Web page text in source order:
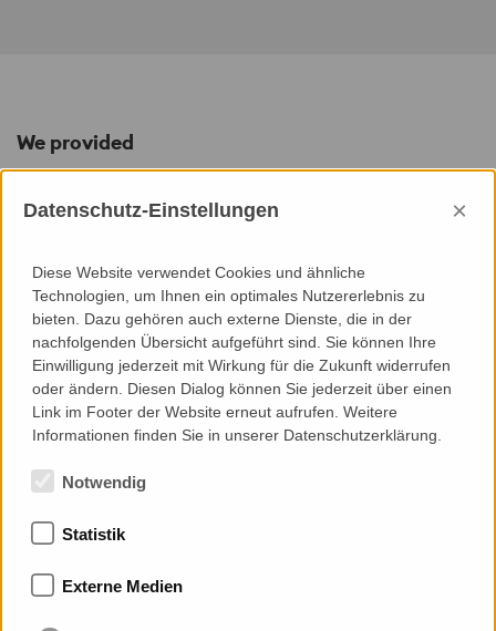
We provided
Engineering
Construction Objectives and Brief
System/Concept Design
Mock-Up Development
Material Take Off
Production Documentation
Installation Documentation
Memberships
Datenschutz-Einstellungen ×
Diese Website verwendet Cookies und ähnliche
Technologien, um Ihnen ein optimales Nutzererlebnis zu
bieten. Dazu gehören auch externe Dienste, die in der
nachfolgenden Übersicht aufgeführt sind. Sie können Ihre
Einwilligung jederzeit mit Wirkung für die Zukunft widerrufen
oder ändern. Diesen Dialog können Sie jederzeit über einen
Link im Footer der Website erneut aufrufen. Weitere
Informationen finden Sie in unserer Datenschutzerklärung.
Notwendig
Statistik
Externe Medien